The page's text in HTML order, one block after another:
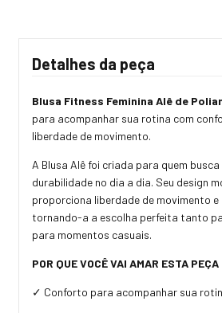
Detalhes da peça
Blusa Fitness Feminina Alê de
para acompanhar sua rotina com
liberdade de movimento.
A Blusa Alê foi criada para quem
durabilidade no dia a dia. Seu design
proporciona liberdade de movimento
tornando-a a escolha perfeita tanto
para momentos casuais.
POR QUE VOCÊ VAI AMAR ESTA PEÇA
✓ Conforto para acompanhar sua